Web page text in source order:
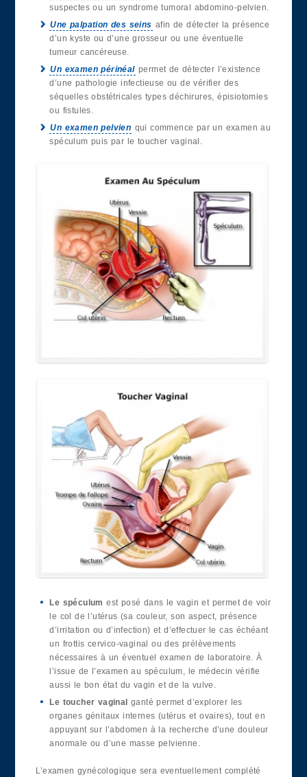
suspectes ou un syndrome tumoral abdomino-pelvien.
Une palpation des seins afin de détecter la présence
d’un kyste ou d’une grosseur ou une éventuelle
tumeur cancéreuse.
Un examen périnéal permet de détecter l’existence
d’une pathologie infectieuse ou de vérifier des
séquelles obstétricales types déchirures, épisiotomies
ou fistules.
Un examen pelvien qui commence par un examen au
spéculum puis par le toucher vaginal.
Le spéculum est posé dans le vagin et permet de voir
le col de l’utérus (sa couleur, son aspect, présence
d’irritation ou d’infection) et d’effectuer le cas échéant
un frottis cervico-vaginal ou des prélèvements
nécessaires à un éventuel examen de laboratoire. À
l’issue de l’examen au spéculum, le médecin vérifie
aussi le bon état du vagin et de la vulve.
Le toucher vaginal ganté permet d’explorer les
organes génitaux internes (utérus et ovaires), tout en
appuyant sur l’abdomen à la recherche d’une douleur
anormale ou d’une masse pelvienne.
L’examen gynécologique sera eventuellement complété